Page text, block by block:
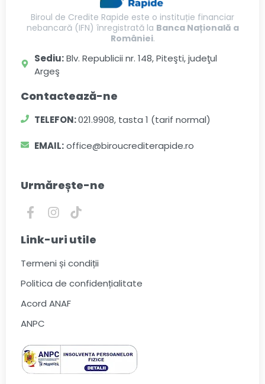
Biroul de Credite Rapide este o instituție financiar
nebancară (IFN) înregistrată la Banca Națională a
României.
Sediu:Blv. Republicii nr. 148, Piteşti, judeţul
Argeş
Contactează-ne
TELEFON:021.9908, tasta 1 (tarif normal)
EMAIL:office@biroucrediterapide.ro
Urmărește-ne
Link-uri utile
Termeni și condiții
Politica de confidențialitate
Acord ANAF
ANPC